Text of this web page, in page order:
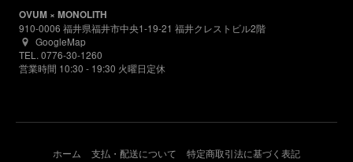
OVUM × MONOLITH
910-0006 福井県福井市中央1-19-21 福井クレストビル2階
GoogleMap
TEL. 0776-30-1260
営業時間 10:30 - 19:30 火曜日定休
ホーム 支払・配送について
特定商取引法に基づく表記